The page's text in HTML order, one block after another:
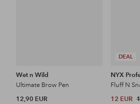
Wet n Wild
Ultimate Brow Pen
12,90 EUR
DEAL
NYX
12 EUR